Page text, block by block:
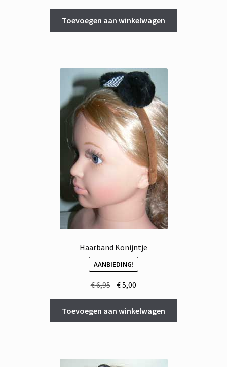
was:
€ 6,95.
is:
€ 5,00.
Toevoegen aan winkelwagen
Haarband Konijntje
AANBIEDING!
€6,95 Oorspronkelijke
prijs
was:
€ 6,95.
€5,00
prijs
is:
€ 5,00.
Toevoegen aan winkelwagen